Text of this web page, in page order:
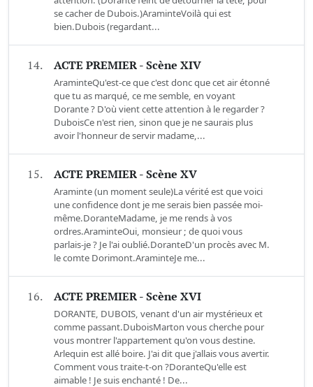
se cacher de Dubois.)AraminteVoilà qui est
bien.Dubois (regardant...
14. ACTE PREMIER - Scène XIV
AraminteQu'est-ce que c'est donc que cet air étonné
que tu as marqué, ce me semble, en voyant
Dorante ? D'où vient cette attention à le regarder ?
DuboisCe n'est rien, sinon que je ne saurais plus
avoir l'honneur de servir madame,...
15. ACTE PREMIER - Scène XV
Araminte (un moment seule)La vérité est que voici
une confidence dont je me serais bien passée moi-
même.DoranteMadame, je me rends à vos
ordres.AraminteOui, monsieur ; de quoi vous
parlais-je ? Je l'ai oublié.DoranteD'un procès avec M.
le comte Dorimont.AraminteJe me...
16. ACTE PREMIER - Scène XVI
DORANTE, DUBOIS, venant d'un air mystérieux et
comme passant.DuboisMarton vous cherche pour
vous montrer l'appartement qu'on vous destine.
Arlequin est allé boire. J'ai dit que j'allais vous avertir.
Comment vous traite-t-on ?DoranteQu'elle est
aimable ! Je suis enchanté ! De...